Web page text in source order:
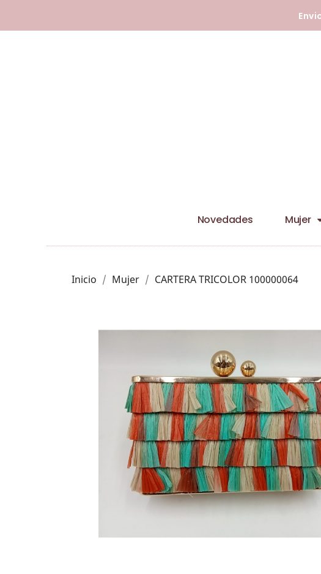
Esta tienda utiliza cookies y otras tecnologías
Novedades Mujer
Inicio Mujer CARTERA TRICOLOR 100000064